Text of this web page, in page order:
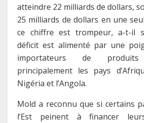
atteindre 22 milliards de dollars,
25 milliards de dollars en une
ce chiffre est trompeur, a-t-il
déficit est alimenté par une
importateurs de produits
principalement les pays
Nigéria et l’Angola.
Mold a reconnu que si certains
l’Est peinent à financer